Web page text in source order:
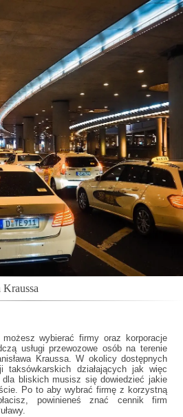
Kraussa
wybierać firmy oraz korporacje
usługi przewozowe osób na terenie
Kraussa. W okolicy dostępnych
działających jak więc
bliskich musisz się dowiedzieć jakie
Po to aby wybrać firmę z korzystną
powinieneś znać cennik firm